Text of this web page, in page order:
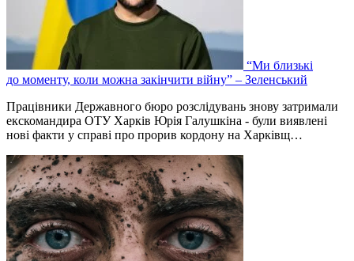
“Ми близькі
до моменту, коли можна закінчити війну” – Зеленський
Працівники Державного бюро розслідувань знову затримали
екскомандира ОТУ Харків Юрія Галушкіна - були виявлені
нові факти у справі про прорив кордону на Харківщ…